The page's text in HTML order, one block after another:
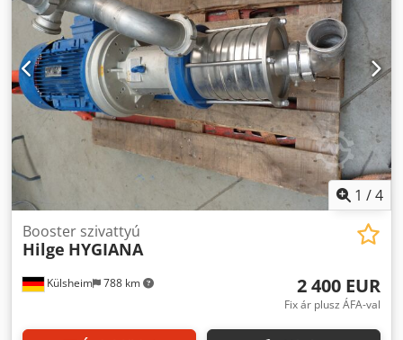
1 /4
Külsheim 788 km
Booster szivattyú
Hilge HYGIANA
2 400 EUR
Fix ár plusz ÁFA-val